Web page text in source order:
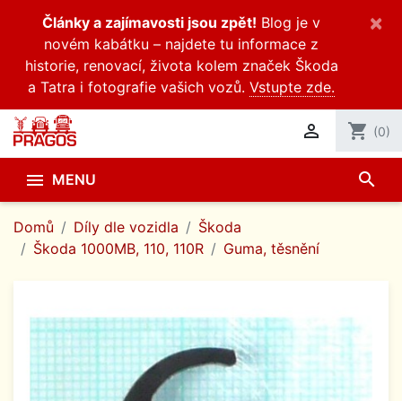
Články a zajímavosti jsou zpět! Blog je v
novém kabátku – najdete tu informace z
historie, renovací, života kolem značek Škoda
a Tatra i fotografie vašich vozů. Vstupte zde.
×
 shopping_cart (0)
 MENU search
Domů Díly dle vozidla
Škoda
Škoda 1000MB, 110, 110R
Guma, těsnění